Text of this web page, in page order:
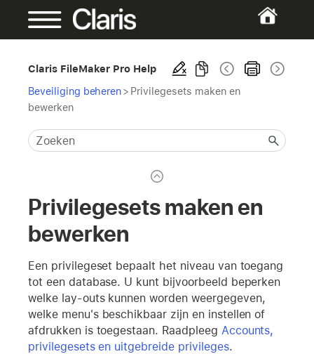
Claris FileMaker Pro Help
Beveiliging beheren> Privilegesets maken en
bewerken
Privilegesets maken en
bewerken
Een privilegeset bepaalt het niveau van toegang
tot een database. U kunt bijvoorbeeld beperken
welke lay-outs kunnen worden weergegeven,
welke menu's beschikbaar zijn en instellen of
afdrukken is toegestaan. Raadpleeg Accounts,
privilegesets en uitgebreide privileges.